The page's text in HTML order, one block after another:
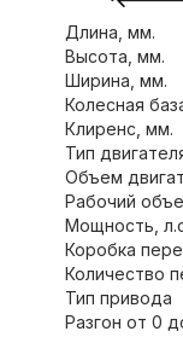
Длина, мм.
Высота, мм.
Ширина, мм.
Клиренс, мм.
Тип
Коробка
Тип привода
Разгон от 0